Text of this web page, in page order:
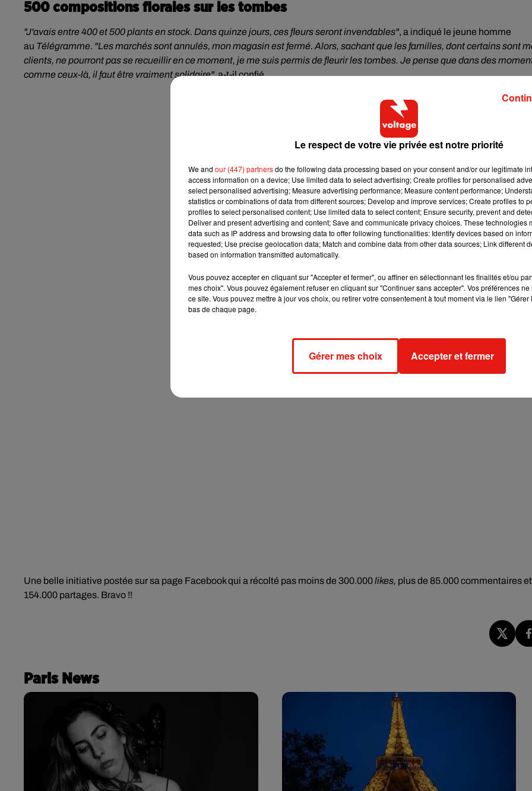
500 compositions florales sur les tombes
"J'avais entre 400 et 500 plants en stock. Dans quinze jours, ces fleurs seront invendables", a indiqué le jeune homme
au Télégramme. "Les marchés sont annulés, mon magasin est fermé. Alors, sachant que les familles, dont certains sont
clients, ne pourront pas se recueillir en ce moment, je me suis permis de fleurir les tombes. Je pense que dans des
comme ceux-là, il faut être vraiment solidaire",a-t-il confié.
Une belle initiative postée sur sa page Facebook qui a récolté pas moins de 300.000likes, plus de 85.000 commentaires et
154.000 partages. Bravo !!
Paris News
Le respect de votre vie privée est notre priorité
We and our (447) partnersdo the following data processing based on your consent and/or our legitimate
access information on a device; Use limited data to select advertising; Create profiles for personalised
select personalised advertising; Measure advertising performance; Measure content performance;
statistics or combinations of data from different sources; Develop and improve services; Create profiles to
profiles to select personalised content; Use limited data to select content; Ensure security, prevent and
Deliver and present advertising and content; Save and communicate privacy choices. These technologies
data such as IP address and browsing data to offer following functionalities: Identify devices based on
requested; Use precise geolocation data; Match and combine data from other data sources; Link different
based on information transmitted automatically.
Vous pouvez accepter en cliquant sur "Accepter et fermer", ou affiner en sélectionnant les finalités et/ou
mes choix". Vous pouvez également refuser en cliquant sur "Continuer sans accepter". Vos préférences
ce site. Vous pouvez mettre à jour vos choix, ou retirer votre consentement à tout moment via le lien
bas de chaque page.
Gérer mes choix Accepter et fermer